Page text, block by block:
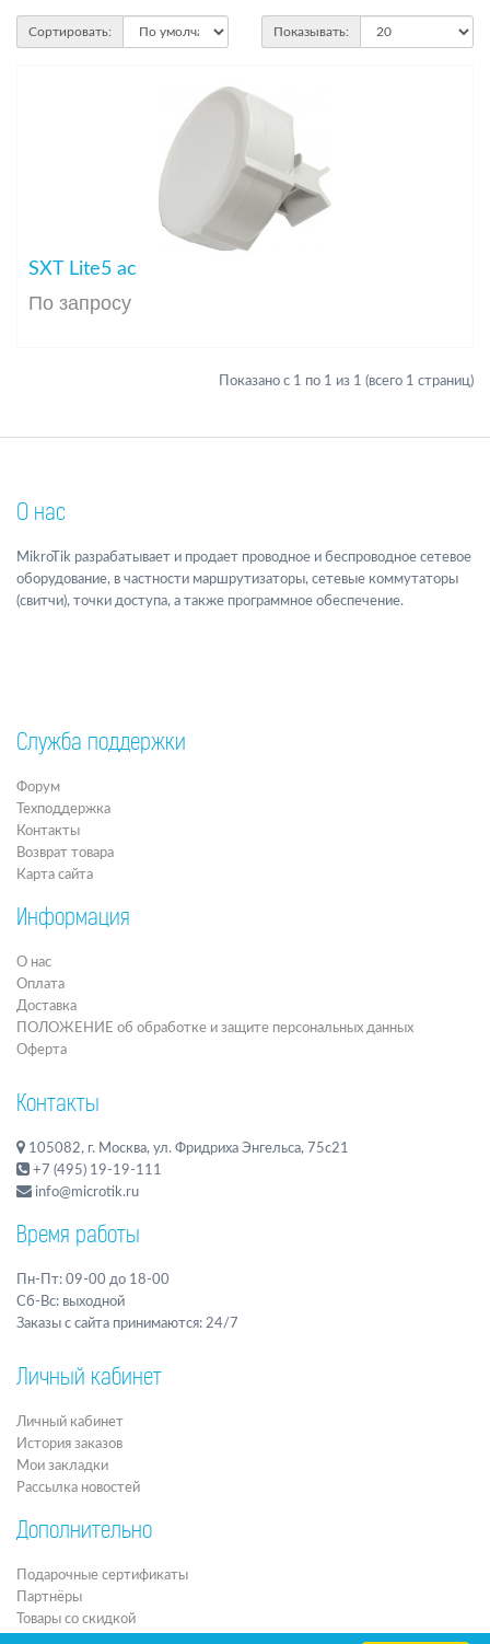
Сортировать: Показывать:
SXT Lite5 ac
По запросу
Показано с 1 по 1 из 1 (всего 1 страниц)
О нас
MikroTik разрабатывает и продает проводное и беспроводное сетевое
оборудование, в частности маршрутизаторы, сетевые коммутаторы
(свитчи), точки доступа, а также программное обеспечение.
Служба поддержки
Форум
Техподдержка
Контакты
Возврат товара
Карта сайта
Информация
О нас
Оплата
Доставка
ПОЛОЖЕНИЕ об обработке и защите персональных данных
Оферта
Контакты
105082, г. Москва, ул. Фридриха Энгельса, 75с21
+7 (495) 19-19-111
info@microtik.ru
Время работы
Пн-Пт: 09-00 до 18-00
Сб-Вс: выходной
Заказы с сайта принимаются: 24/7
Личный кабинет
Личный кабинет
История заказов
Мои закладки
Рассылка новостей
Дополнительно
Подарочные сертификаты
Партнёры
Товары со скидкой